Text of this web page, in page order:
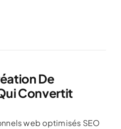
De
Convertit
web optimisés SEO